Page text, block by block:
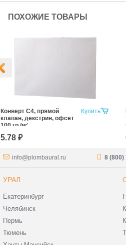
ПОХОЖИЕ ТОВАРЫ
Купить
Конверт С4, прямой
клапан, декстрин, офсет
100 гр./м²
5.78 ₽
info@plombaural.ru 8 (800)
УРАЛ
Екатеринбург
Челябинск
Пермь
Тюмень